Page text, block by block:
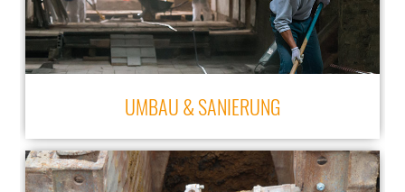
UMBAU & SANIERUNG